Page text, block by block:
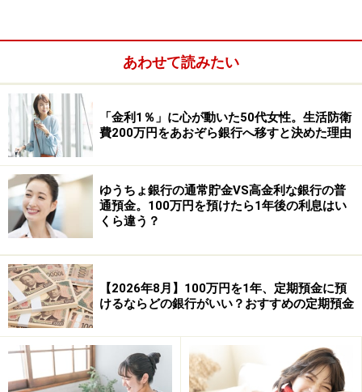
最大1万円相当ポイント
上記、口座開設でカード利用分（対象店舗のみ）が
一定期間20％ポイント還元（最大2万円相当）
10万円以上の預金残高と、各種お取引で最大1万円
相当ポイント
あわせて読みたい
「金利1％」に心が動いた50代女性。生活防衛
費200万円をあおぞら銀行へ移すと決めた理由
ゆうちょ銀行の通常貯金VS高金利な銀行の普
通預金。100万円を預けたら1年後の利息はい
くら違う？
【2026年8月】100万円を1年、定期預金に預
けるならどの銀行がいい？おすすめの定期預金